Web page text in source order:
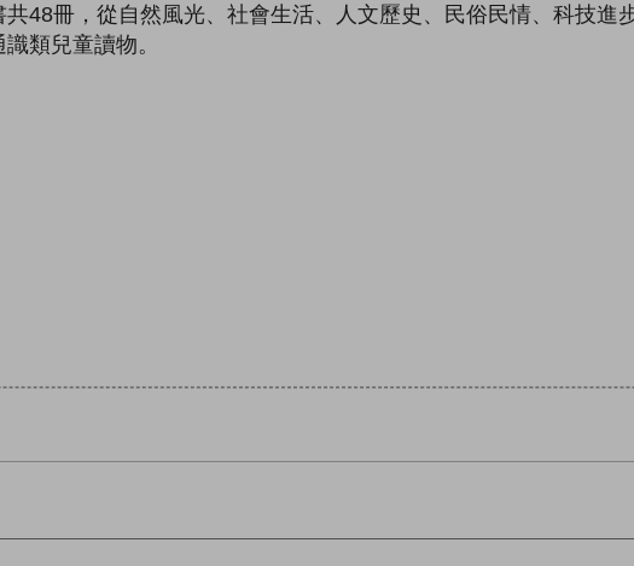
48冊，從自然風光、社會生活、人文歷史、民俗民情、科技進
類兒童讀物。